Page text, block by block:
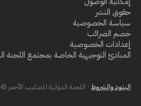
حقوق النشر
سياسة الخصوصية
خصم الضرائب
إعدادات الخصوصية
المبادئ التوجيهية الخاصة بمجتمع اللجنة
البنود والشروط - اللجنة الدولية للصليب الأحمر ©2026 - جميع الحقوق محفوظة